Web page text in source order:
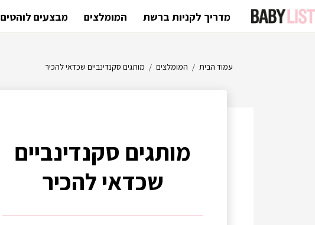
מדריך לקניות ברשת המומלצים מבצעים לוהטים
עמוד הבית / המומלצים / מותגים סקנדינביים שכדאי להכיר
מותגים סקנדינביים
שכדאי להכיר